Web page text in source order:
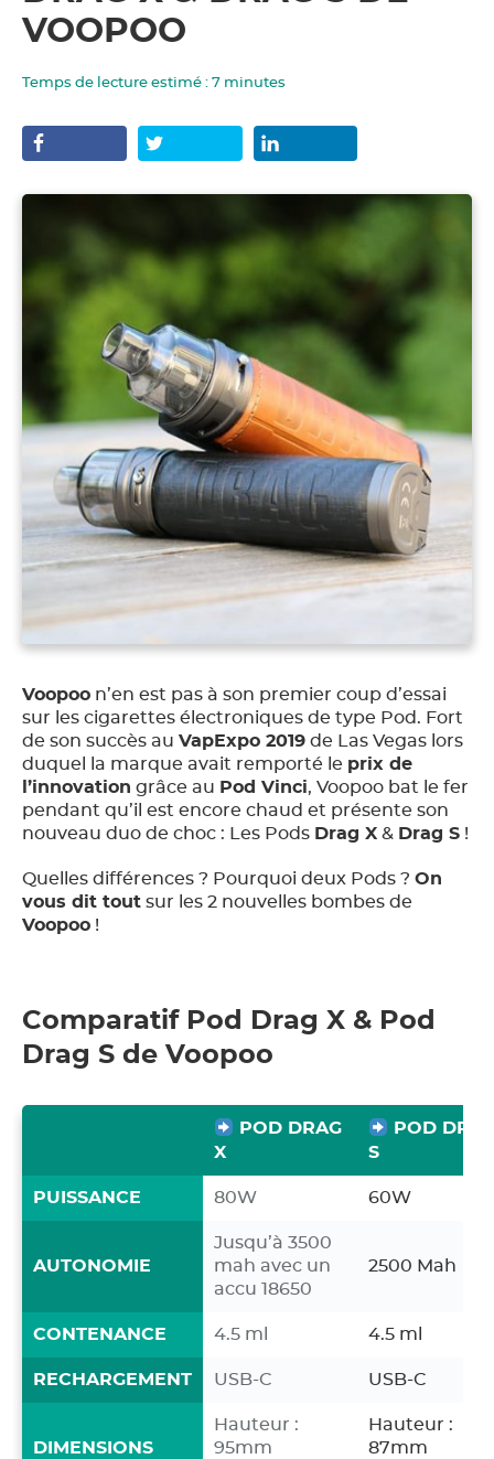
VOOPOO
Temps de lecture estimé : 7 minutes
Voopoo n’en est pas à son premier coup d’essai
sur les cigarettes électroniques de type Pod. Fort
de son succès au VapExpo 2019 de Las Vegas lors
duquel la marque avait remporté le prix de
l’innovation grâce au Pod Vinci, Voopoo bat le fer
pendant qu’il est encore chaud et présente son
nouveau duo de choc : Les Pods Drag X & Drag S !
Quelles différences ? Pourquoi deux Pods ? On
vous dit tout sur les 2 nouvelles bombes de
Voopoo !
Comparatif Pod Drag X & Pod
Drag S de Voopoo
POD DRAG
X
POD
S
PUISSANCE 80W 60W
AUTONOMIE
Jusqu’à 3500
mah avec un
accu 18650
2500 Mah
CONTENANCE 4.5 ml 4.5 ml
RECHARGEMENT USB-C USB-C
DIMENSIONS
Hauteur :
95mm
Hauteur :
87mm